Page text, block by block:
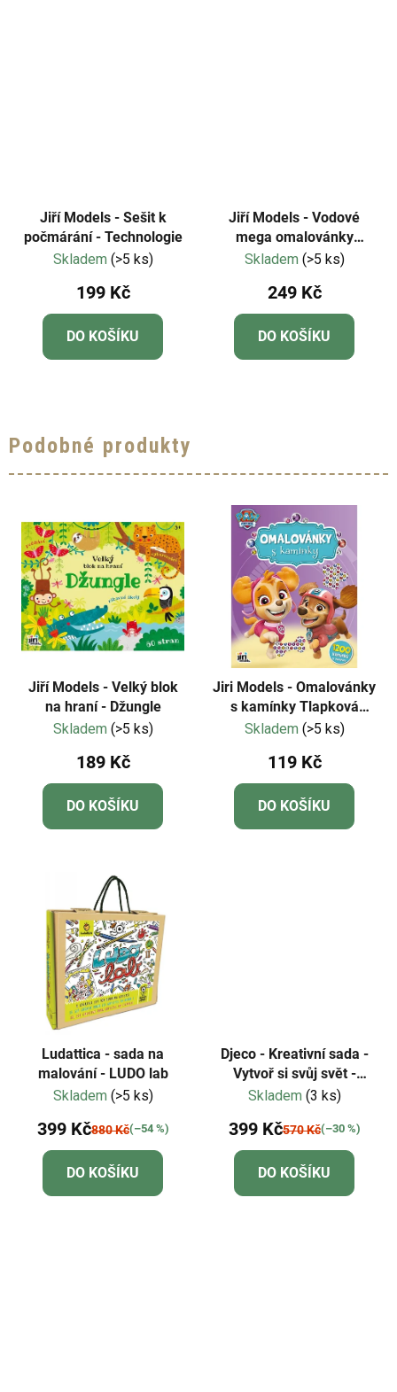
Jiří Models - Sešit k
počmárání - Technologie
Skladem (>5 ks)
199 Kč
DO KOŠÍKU
Jiří Models - Vodové
mega omalovánky
Disney Princezny
Skladem (>5 ks)
249 Kč
DO KOŠÍKU
Podobné produkty
Jiří Models - Velký blok
na hraní - Džungle
Skladem (>5 ks)
189 Kč
DO KOŠÍKU
Jiri Models - Omalovánky
s kamínky Tlapková
patrola
Skladem (>5 ks)
119 Kč
DO KOŠÍKU
Ludattica - sada na
malování - LUDO lab
Skladem (>5 ks)
399 Kč880 Kč(–54 %)
DO KOŠÍKU
Djeco - Kreativní sada -
Vytvoř si svůj svět -
Zvířátka
Skladem (3 ks)
399 Kč570 Kč(–30 %)
DO KOŠÍKU